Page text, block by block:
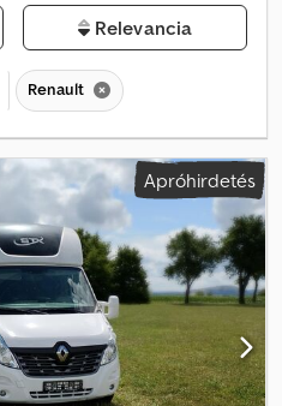
Relevancia
Renault
Apróhirdetés